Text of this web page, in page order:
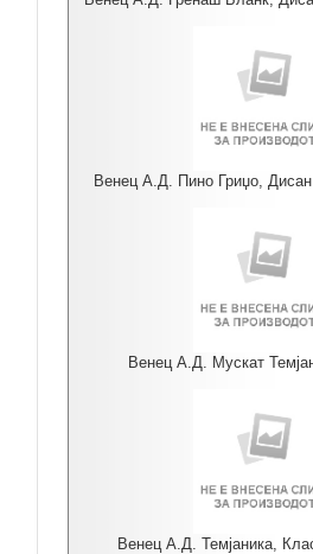
Венец А.Д. Пино Гриџо,
Венец А.Д. Мускат
Венец А.Д. Темјаника,